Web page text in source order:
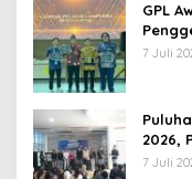
GPL
7 Juli
2026,
IIB
7 Juli